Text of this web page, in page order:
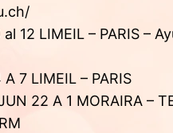
12 LIMEIL – PARIS –
7 LIMEIL – PARIS
22 A 1 MORAIRA –